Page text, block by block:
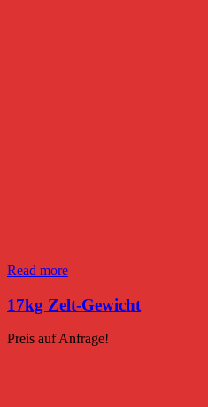
Read more
17kg Zelt-Gewicht
Preis auf Anfrage!